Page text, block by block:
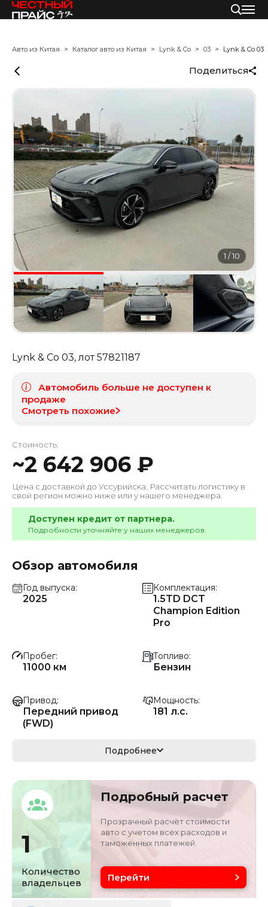
Авто из Китая Каталог авто из Китая Lynk & Co 03 Lynk & Co 03
Поделиться
1 /10
Lynk & Co 03, лот57821187
Автомобиль больше не доступен к
продаже
Смотреть похожие
Стоимость:
~2 642 906 ₽
Цена с доставкой до Уссурийска . Рассчитать логистику в
свой регион можно ниже или у нашего менеджера.
Доступен кредит от партнера.
Подробности уточняйте у наших менеджеров.
Обзор автомобиля
Год выпуска
2025
Комплектация
1.5TD DCT
Champion Edition
Pro
Пробег
11000 км
Топливо
Бензин
Привод
Передний привод
(FWD)
Мощность
181 л.с.
133 кВ
Кузов
седан/хэтчбек
L6T7824Z5SZ50050
Объём двигателя
1.5 л
Цвет
Состояние
б/у
Подробнее
1
Количество
владельцев
Подробный расчет
Прозрачный расчёт стоимости
авто с учетом всех расходов и
таможенных платежей.
Перейти